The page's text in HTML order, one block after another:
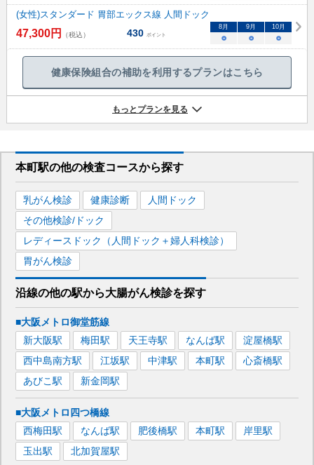
(女性)スタンダード 胃部エックス線 人間ドック
47,300円 （税込） 430 ポイント
8月 9月 10月
○ ○ ○
健康保険組合の補助を利用するプランはこちら
もっとプランを見る
本町駅の他の検査コースから探す
乳がん検診 健康診断
人間ドック
その他検診/ドック
レディースドック（人間ドック＋婦人科検診）
胃がん検診
沿線の他の駅から大腸がん検診を探す
■大阪メトロ御堂筋線
新大阪駅 梅田駅 天王寺駅 なんば駅 淀屋橋駅
西中島南方駅 江坂駅 中津駅 本町駅 心斎橋駅
あびこ 駅 新金岡駅
■大阪メトロ四つ橋線
西梅田駅 なんば駅 肥後橋駅 本町駅 岸里駅
玉出駅 北加賀屋駅